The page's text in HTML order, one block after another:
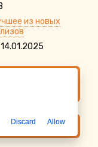
из новых
14.01.2025
-
Discard Allow